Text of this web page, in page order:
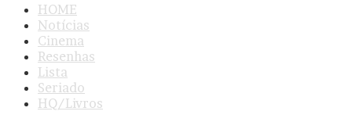
HOME
Notícias
Cinema
Resenhas
Lista
Seriado
HQ/Livros